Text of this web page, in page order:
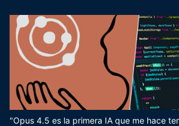
"Opus 4.5 es la primera IA que me hace